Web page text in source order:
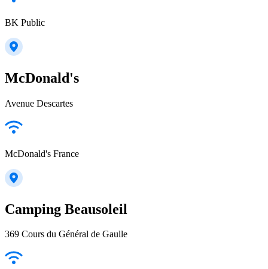
BK Public
McDonald's
Avenue Descartes
McDonald's France
Camping Beausoleil
369 Cours du Général de Gaulle